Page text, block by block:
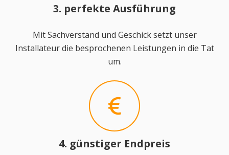
3. perfekte Ausführung
Mit Sachverstand und Geschick setzt unser
Installateur die besprochenen Leistungen in die Tat
um.
4. günstiger Endpreis